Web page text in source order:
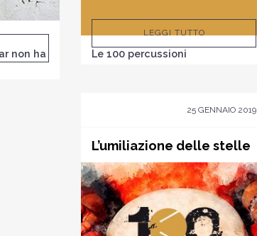
non ha
Le 100 percussioni
LEGGI TUTTO
25 GENNAIO 2019
L’umiliazione delle stelle